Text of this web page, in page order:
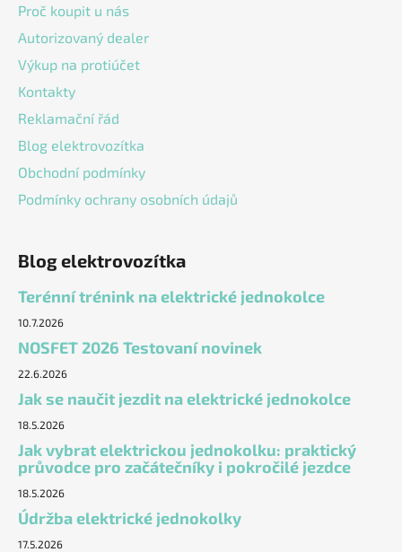
Proč koupit u nás
Autorizovaný dealer
Výkup na protiúčet
Kontakty
Reklamační řád
Blog elektrovozítka
Obchodní podmínky
Podmínky ochrany osobních údajů
Blog elektrovozítka
Terénní trénink na elektrické jednokolce
10.7.2026
NOSFET 2026 Testovaní novinek
22.6.2026
Jak se naučit jezdit na elektrické jednokolce
18.5.2026
Jak vybrat elektrickou jednokolku: praktický
průvodce pro začátečníky i pokročilé jezdce
18.5.2026
Údržba elektrické jednokolky
17.5.2026